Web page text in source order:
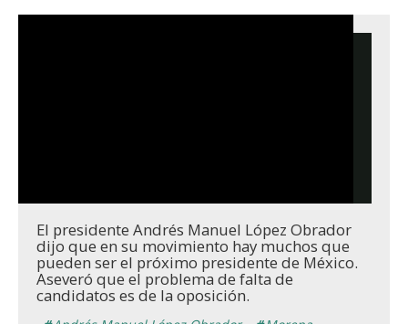
El presidente Andrés Manuel López Obrador
dijo que en su movimiento hay muchos que
pueden ser el próximo presidente de México.
Aseveró que el problema de falta de
candidatos es de la oposición.